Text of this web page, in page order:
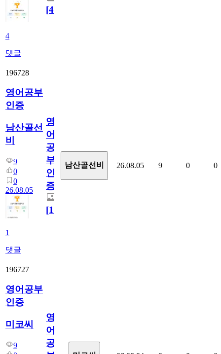
4
댓글
[4]
196728
영어공부
인증
남산골선
비
9
0
0
26.08.05
1
댓글
영
어
공
부
인
증
[1]
남산골선비 26.08.05 9 0 0
196727
영어공부
인증
미코씨
9
영
어
공